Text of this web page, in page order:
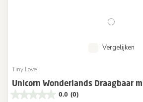
Vergelijken
Tiny Love
Unicorn Wonderlands Draagbaar
0.0 (0)